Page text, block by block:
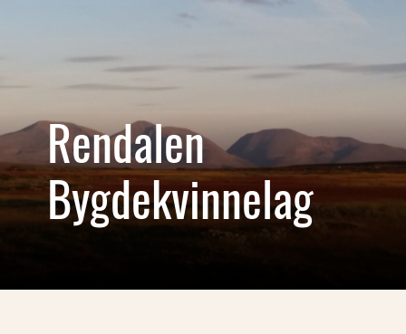
Rendalen
Bygdekvinnelag